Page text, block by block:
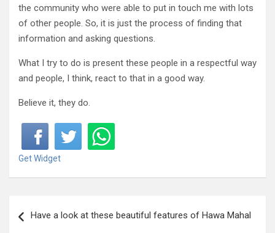
the community who were able to put in touch me with lots
of other people. So, it is just the process of finding that
information and asking questions.
What I try to do is present these people in a respectful way
and people, I think, react to that in a good way.
Believe it, they do.
Get Widget
Have a look at these beautiful features of Hawa Mahal